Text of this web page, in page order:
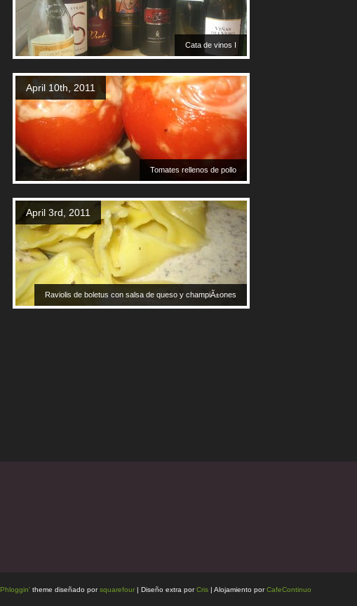
Cata de vinos I
Tomates rellenos de pollo
April 10th, 2011
Raviolis de boletus con salsa de queso y champiÃ±ones
April 3rd, 2011
Phloggin' theme diseñado porsquarefour | Diseño extra porCris | Alojamiento porCafeContinuo